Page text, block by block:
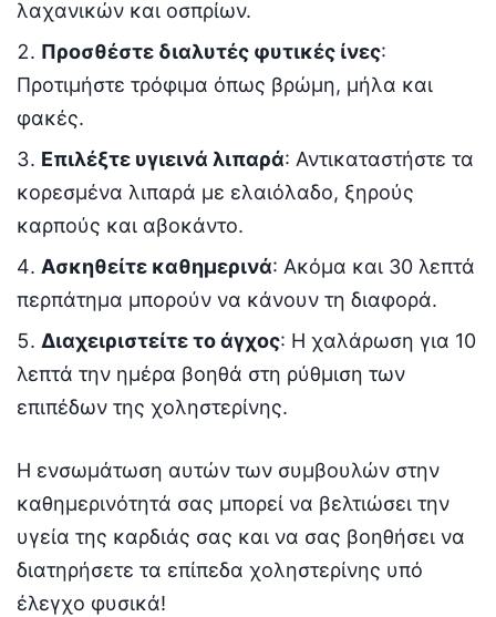
λαχανικών και οσπρίων.
Προσθέστε διαλυτές φυτικές ίνες:
Προτιμήστε τρόφιμα όπως βρώμη, μήλα και
φακές.
Επιλέξτε υγιεινά λιπαρά: Αντικαταστήστε τα
κορεσμένα λιπαρά με ελαιόλαδο, ξηρούς
καρπούς και αβοκάντο.
Ασκηθείτε καθημερινά: Ακόμα και 30 λεπτά
περπάτημα μπορούν να κάνουν τη διαφορά.
Διαχειριστείτε το άγχος: Η χαλάρωση για 10
λεπτά την ημέρα βοηθά στη ρύθμιση των
επιπέδων της χοληστερίνης.
Η ενσωμάτωση αυτών των συμβουλών στην
καθημερινότητά σας μπορεί να βελτιώσει την
υγεία της καρδιάς σας και να σας βοηθήσει να
διατηρήσετε τα επίπεδα χοληστερίνης υπό
έλεγχο φυσικά!